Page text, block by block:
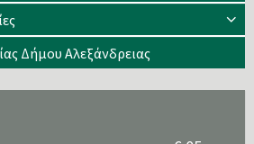
Δήμου Αλεξάνδρειας